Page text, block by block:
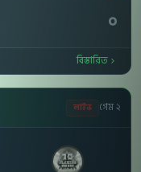
০
বিস্তারিত
লাইভ গেম ২